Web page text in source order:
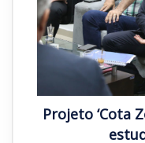
Projeto ‘Cota